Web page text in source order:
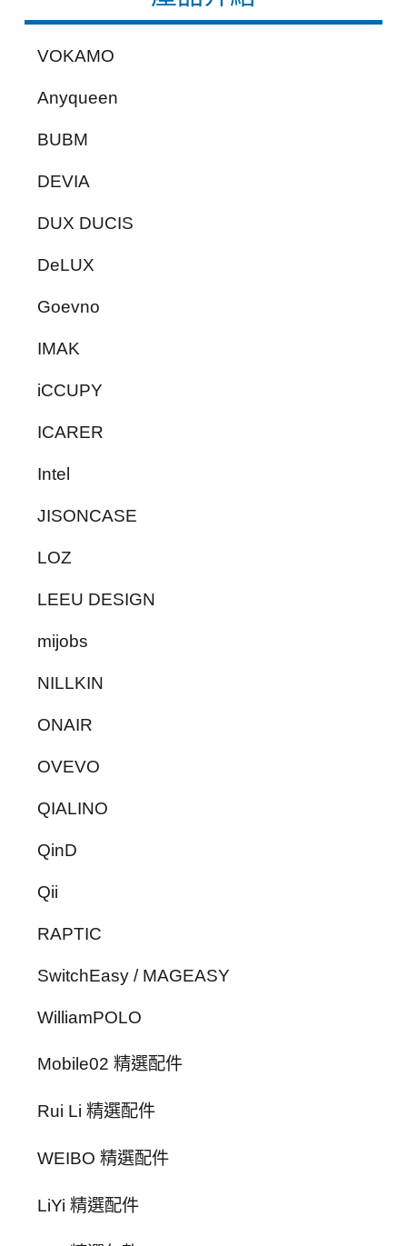
VOKAMO
Anyqueen
BUBM
DEVIA
DUX DUCIS
DeLUX
Goevno
IMAK
iCCUPY
ICARER
Intel
JISONCASE
LOZ
LEEU DESIGN
mijobs
NILLKIN
ONAIR
OVEVO
QIALINO
QinD
Qii
RAPTIC
SwitchEasy / MAGEASY
WilliamPOLO
Mobile02 精選配件
Rui Li 精選配件
WEIBO 精選配件
LiYi 精選配件